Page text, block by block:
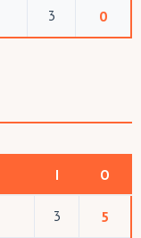
3 0
І О
3 5